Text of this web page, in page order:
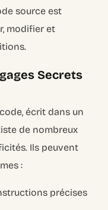
source est
modifier et
Secrets
écrit dans un
de nombreux
Ils peuvent
:
précises